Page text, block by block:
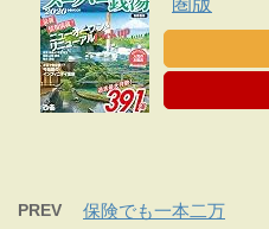
PREV 保険でも一本二万